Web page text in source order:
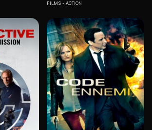
FILMS ACTION